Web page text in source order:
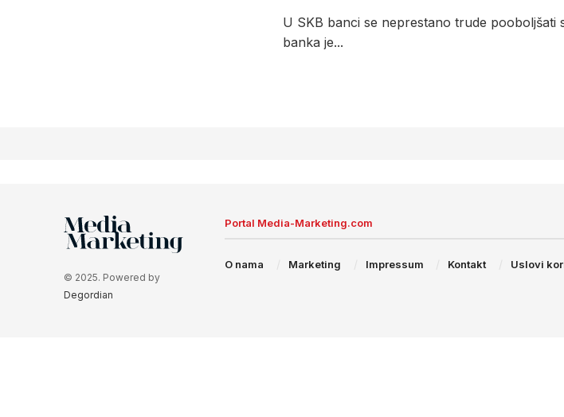
U SKB banci se neprestano trude pooboljšati
banka je...
© 2025. Powered by
Degordian
Portal Media-Marketing.com
O nama Marketing Impressum Kontakt Uslovi